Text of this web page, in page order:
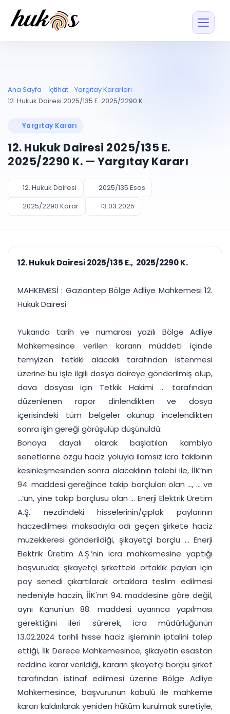
Entegrasyonu
UYAP ile otomatik
UYAP Evrak
Entegrasyonu
UETS Entegrasyonu
Tebligatları anında
Müvekkil ve taraf
Vekalet
PLANLAMA & TAKİP
Pano ve Takip
Duruşma ve görev
takvimi
Bildirim
Süreleri asla kaçırmayın
takibi
rapor
UYAP & UETS entegrasyonundan finansa, hepsi bir arada.
Tüm özellikleri inceleyin Ücretsiz Başlayın
Blog
Ücretsiz Başlayın Giriş Yap
Ana Sayfa İçtihat
Yargıtay Kararları
12. Hukuk Dairesi 2025/135 E. 2025/2290 K.
Yargıtay Kararı
12. Hukuk Dairesi 2025/135 E.
2025/2290 K. — Yargıtay Kararı
12. Hukuk Dairesi
2025/135 Esas
2025/2290 Karar
13.03.2025
12. Hukuk Dairesi 2025/135 E., 2025/2290 K.
MAHKEMESİ : Gaziantep Bölge Adliye Mahkemesi 12.
Hukuk Dairesi
Yukarıda tarih ve numarası yazılı Bölge Adliye
Mahkemesince verilen kararın müddeti içinde
temyizen tetkiki alacaklı tarafından istenmesi
üzerine bu işle ilgili dosya daireye gönderilmiş olup,
dava dosyası için Tetkik Hakimi ... tarafından
düzenlenen rapor dinlendikten ve dosya
içerisindeki tüm belgeler okunup incelendikten
sonra işin gereği görüşülüp düşünüldü:
Bonoya dayalı olarak başlatılan kambiyo
senetlerine özgü haciz yoluyla ilamsız icra takibinin
kesinleşmesinden sonra alacaklının talebi ile, İİK’nın
94. maddesi gereğince takip borçluları olan ..., ... ve
...’un, yine takip borçlusu olan ... Enerji Elektrik Üretim
A.Ş. nezdindeki hisselerinin/çıplak paylarının
haczedilmesi maksadıyla adı geçen şirkete haciz
müzekkeresi gönderildiği, şikayetçi borçlu ... Enerji
Elektrik Üretim A.Ş.’nin icra mahkemesine yaptığı
başvuruda; şikayetçi şirketteki ortaklık payları için
pay senedi çıkartılarak ortaklara teslim edilmesi
nedeniyle haczin, İİK'nın 94. maddesine göre değil,
aynı Kanun'un 88. maddesi uyarınca yapılması
gerektiğini ileri sürerek, icra müdürlüğünün
13.02.2024 tarihli hisse haciz işleminin iptalini talep
ettiği, İlk Derece Mahkemesince, şikayetin esastan
reddine karar verildiği, kararın şikayetçi borçlu şirket
tarafından istinaf edilmesi üzerine Bölge Adliye
Mahkemesince, başvurunun kabulü ile mahkeme
kararı kaldırılarak yeniden hüküm kurulmak suretiyle,